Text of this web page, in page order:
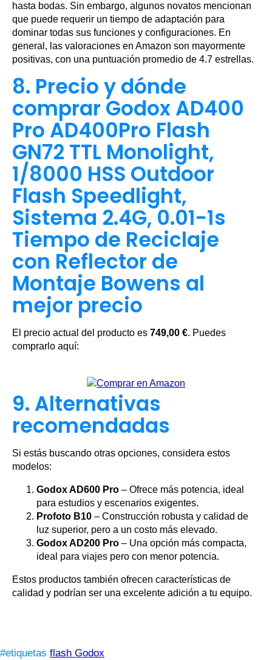
hasta bodas. Sin embargo, algunos novatos mencionan
que puede requerir un tiempo de adaptación para
dominar todas sus funciones y configuraciones. En
general, las valoraciones en Amazon son mayormente
positivas, con una puntuación promedio de 4.7 estrellas.
8. Precio y dónde
comprar Godox AD400
Pro AD400Pro Flash
GN72 TTL Monolight,
1/8000 HSS Outdoor
Flash Speedlight,
Sistema 2.4G, 0.01-1s
Tiempo de Reciclaje
con Reflector de
Montaje Bowens al
mejor precio
El precio actual del producto es 749,00 €. Puedes
comprarlo aquí:
9. Alternativas
recomendadas
Si estás buscando otras opciones, considera estos
modelos:
Godox AD600 Pro – Ofrece más potencia, ideal
para estudios y escenarios exigentes.
Profoto B10 – Construcción robusta y calidad de
luz superior, pero a un costo más elevado.
Godox AD200 Pro – Una opción más compacta,
ideal para viajes pero con menor potencia.
Estos productos también ofrecen características de
calidad y podrían ser una excelente adición a tu equipo.
#etiquetas flash Godox